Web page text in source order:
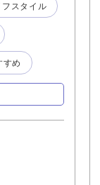
ので、簡単
いませ。
フスタイル
すめ